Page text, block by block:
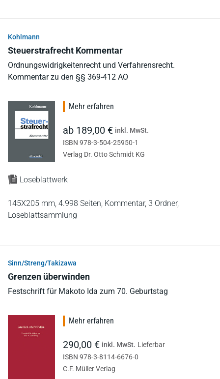
Kohlmann
Steuerstrafrecht Kommentar
Ordnungswidrigkeitenrecht und Verfahrensrecht.
Kommentar zu den §§ 369-412 AO
Loseblattwerk
145X205 mm, 4.998 Seiten, Kommentar, 3 Ordner,
Loseblattsammlung
Mehr erfahren
ab 189,00 € inkl. MwSt.
ISBN 978-3-504-25950-1
Verlag Dr. Otto Schmidt KG
Sinn/Streng/Takizawa
Grenzen überwinden
Festschrift für Makoto Ida zum 70. Geburtstag
Mehr erfahren
290,00 € inkl. MwSt. Lieferbar
ISBN 978-3-8114-6676-0
C.F. Müller Verlag